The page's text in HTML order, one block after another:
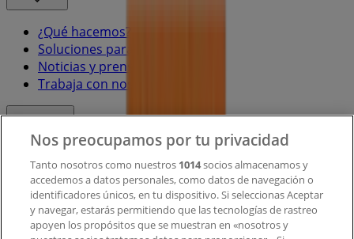
¿Qué hacemos?
Soluciones para empresas
Noticias y prensa
Trabaja con nosotros
Contacto comercial y de marketing
Tienda mal colocada en el mapa
Notificar un folleto
Nos preocupamos por tu privacidad
Tanto nosotros como nuestros 1014socios almacenamos y
accedemos a datos personales, como datos de navegación o
identificadores únicos, en tu dispositivo. Si seleccionas Aceptar
y navegar, estarás permitiendo que las tecnologías de rastreo
apoyen los propósitos que se muestran en «nosotros y